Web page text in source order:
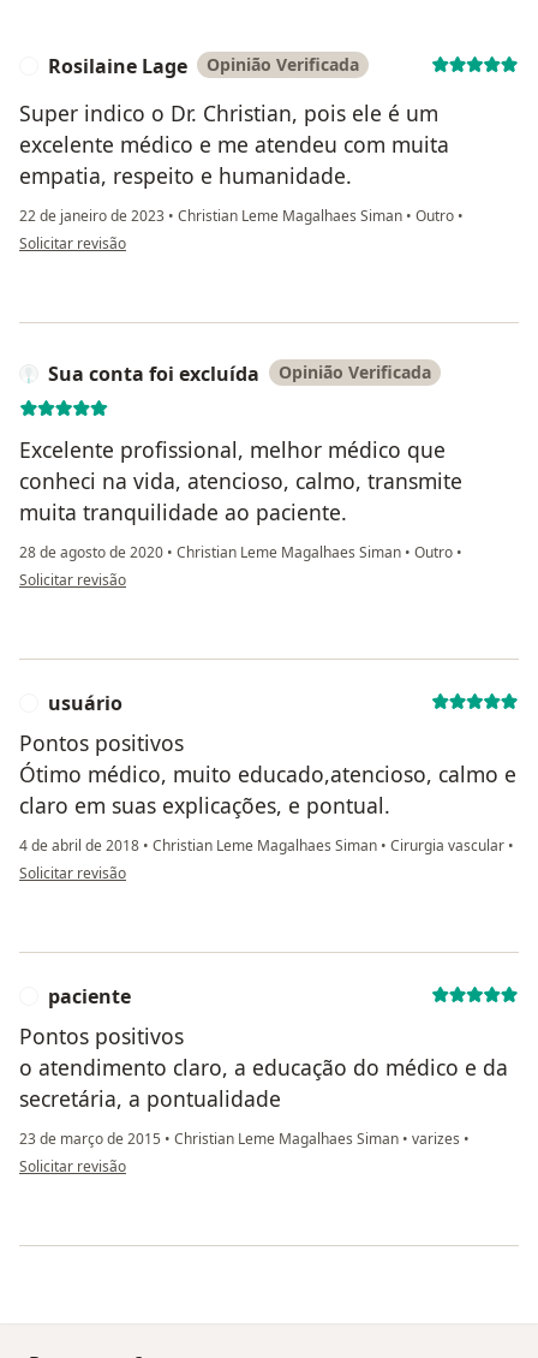
Rosilaine Lage Opinião Verificada
Super indico o Dr. Christian, pois ele é um
excelente médico e me atendeu com muita
empatia, respeito e humanidade.
22 de janeiro de 2023 • Christian Leme Magalhaes Siman • Outro •
na opinião do utilizador Rosilaine Lage
Solicitar revisão
Sua conta foi excluída Opinião Verificada
Excelente profissional, melhor médico que
conheci na vida, atencioso, calmo, transmite
muita tranquilidade ao paciente.
28 de agosto de 2020 • Christian Leme Magalhaes Siman • Outro •
na opinião do utilizador Sua conta foi excluída
Solicitar revisão
usuário
Pontos positivos
Ótimo médico, muito educado,atencioso, calmo e
claro em suas explicações, e pontual.
4 de abril de 2018 • Christian Leme Magalhaes Siman • Cirurgia vascular •
na opinião do utilizador usuário
Solicitar revisão
paciente
Pontos positivos
o atendimento claro, a educação do médico e da
secretária, a pontualidade
23 de março de 2015 • Christian Leme Magalhaes Siman • varizes •
na opinião do utilizador paciente
Solicitar revisão